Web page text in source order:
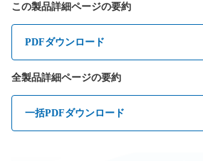
この製品詳細ページの要約
PDFダウンロード
全製品詳細ページの要約
一括PDFダウンロード